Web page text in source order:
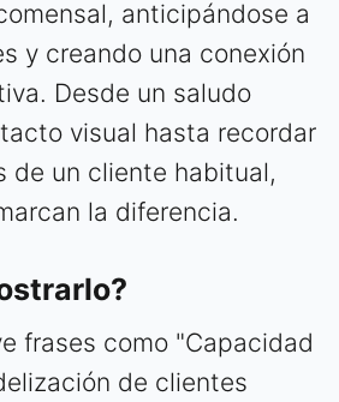
anticipándose a
y creando una conexión
Desde un saludo
visual hasta recordar
de un cliente habitual,
la diferencia.
frases como "Capacidad
de clientes